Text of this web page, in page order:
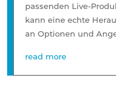
passenden Live-
kann eine echte
an Optionen und
read more